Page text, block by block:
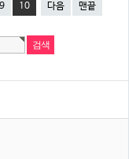
9 10 다음 맨끝